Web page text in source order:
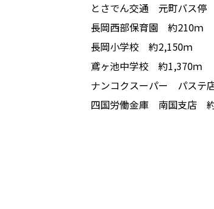
とさでん交通 元町バス
長岡西部保育園 約210ｍ
長岡小学校 約2,150ｍ
鳶ヶ池中学校 約1,370ｍ
ナンコクスーパー パステ
四国労働金庫 南国支店